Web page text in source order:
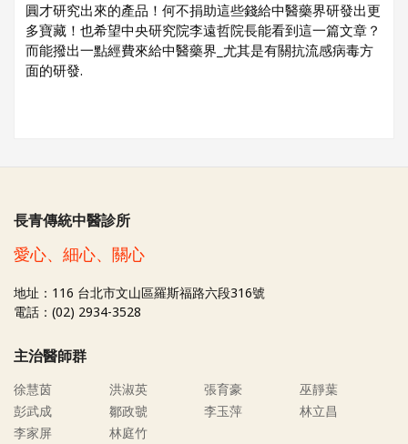
圓才研究出來的產品！何不捐助這些錢給中醫藥界研發出更
多寶藏！也希望中央研究院李遠哲院長能看到這一篇文章？
而能撥出一點經費來給中醫藥界_尤其是有關抗流感病毒方
面的研發.
長青傳統中醫診所
愛心、細心、關心
地址：116 台北市文山區羅斯福路六段316號
電話：(02) 2934-3528
主治醫師群
徐慧茵 洪淑英 張育豪
巫靜葉
彭武成
鄒政虢 李玉萍
林立昌
李家屏
林庭竹